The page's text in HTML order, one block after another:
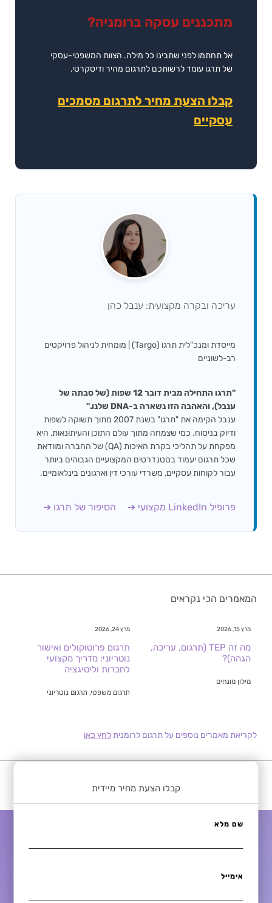
מתכננים עסקה ברומניה?
אל תחתמו לפני שתבינו כל מילה. הצוות המשפטי-עסקי
של תרגו עומד לרשותכם לתרגום מהיר ודיסקרטי.
קבלו הצעת מחיר לתרגום מסמכים
עסקיים
עריכה ובקרה מקצועית: ענבל כהן
מייסדת ומנכ"לית תרגו (Targo) | מומחית לניהול פרויקטים
רב-לשוניים
"תרגו התחילה מבית דובר 12 שפות (של סבתה של
ענבל), והאהבה הזו נשארה ב-DNA שלנו."
ענבל הקימה את "תרגו" בשנת 2007 מתוך תשוקה לשפות
ודיוק בניסוח. כמי שצמחה מתוך עולם התוכן והעיתונאות, היא
מפקחת על תהליכי בקרת האיכות (QA) של החברה ומוודאת
שכל תרגום יעמוד בסטנדרטים המקצועיים הגבוהים ביותר
עבור לקוחות עסקיים, משרדי עורכי דין וארגונים בינלאומיים.
פרופיל LinkedIn מקצועי ➔ הסיפור של תרגו ➔
המאמרים הכי נקראים
מרץ 15, 2026
מה זה TEP (תרגום, עריכה,
הגהה)?
מילון מונחים
מרץ 24, 2026
תרגום פרוטוקולים ואישור
נוטריוני: מדריך מקצועי
לחברות וליטיגציה
תרגום משפטי, תרגום נוטריוני
לקריאת מאמרים נוספים על תרגום לרומניתלחץ כאן
קבלו הצעת מחיר מיידית
שם מלא
אימייל